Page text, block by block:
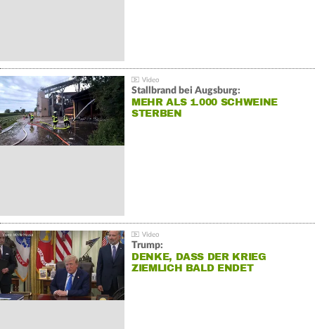
Stallbrand bei Augsburg:
MEHR ALS 1.000 SCHWEINE
STERBEN
Trump:
DENKE, DASS DER KRIEG
ZIEMLICH BALD ENDET